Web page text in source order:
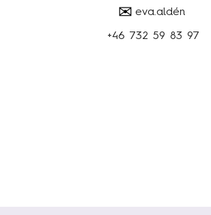
✉ eva.aldén
+46 732 59 83 97